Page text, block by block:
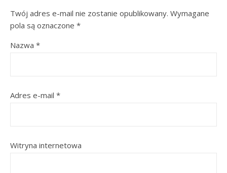
Twój adres e-mail nie zostanie opublikowany. Wymagane
pola są oznaczone *
Nazwa *
Adres e-mail *
Witryna internetowa